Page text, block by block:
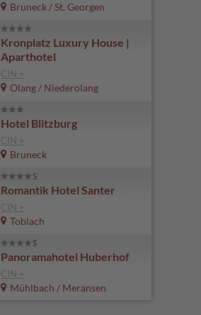
Bruneck / St. Georgen
Kronplatz Luxury House |
Aparthotel
CIN +
Olang / Niederolang
Hotel Blitzburg
CIN +
Bruneck
Romantik Hotel Santer
CIN +
Toblach
Panoramahotel Huberhof
CIN +
Mühlbach / Meransen